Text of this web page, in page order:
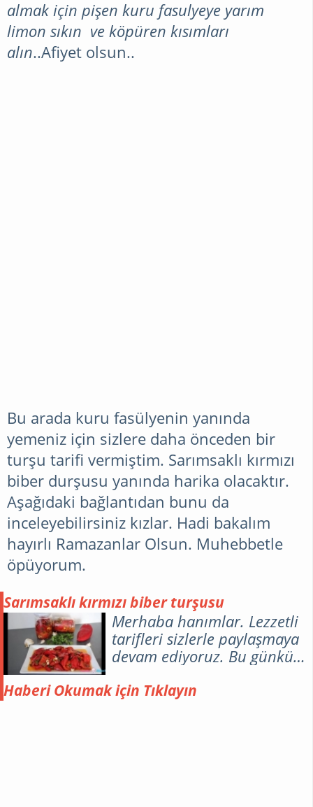
almak için pişen kuru fasulyeye yarım
limon sıkın ve köpüren kısımları
alın..Afiyet olsun..
Bu arada kuru fasülyenin yanında
yemeniz için sizlere daha önceden bir
turşu tarifi vermiştim. Sarımsaklı kırmızı
biber durşusu yanında harika olacaktır.
Aşağıdaki bağlantıdan bunu da
inceleyebilirsiniz kızlar. Hadi bakalım
hayırlı Ramazanlar Olsun. Muhebbetle
öpüyorum.
Sarımsaklı kırmızı biber turşusu
Merhaba hanımlar. Lezzetli
tarifleri sizlerle paylaşmaya
devam ediyoruz. Bu günkü
,sarımsaklı kırmızı biber
Haberi Okumak için Tıklayın